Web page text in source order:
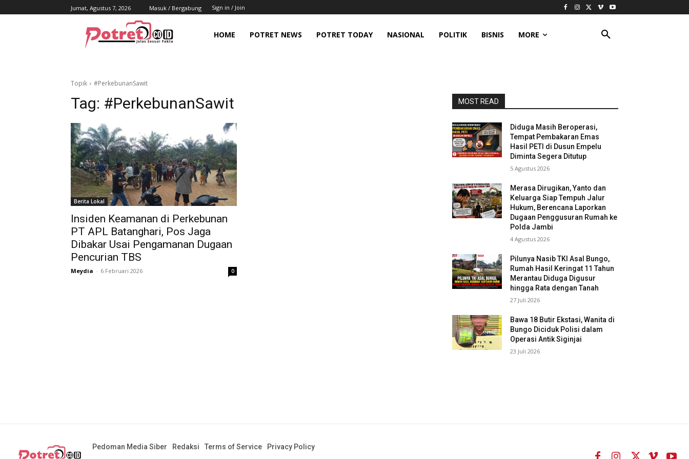
Jumat, Agustus 7, 2026 Masuk / Bergabung Sign in / Join
HOME POTRET NEWS POTRET TODAY NASIONAL POLITIK BISNIS MORE
Topik #PerkebunanSawit
Tag: #PerkebunanSawit
Berita Lokal
Insiden Keamanan di Perkebunan
PT APL Batanghari, Pos Jaga
Dibakar Usai Pengamanan Dugaan
Pencurian TBS
Meydia - 6 Februari 2026 0
MOST READ
Diduga Masih Beroperasi,
Tempat Pembakaran Emas
Hasil PETI di Dusun Empelu
Diminta Segera Ditutup
5 Agustus 2026
Merasa Dirugikan, Yanto dan
Keluarga Siap Tempuh Jalur
Hukum, Berencana Laporkan
Dugaan Penggusuran Rumah ke
Polda Jambi
4 Agustus 2026
Pilunya Nasib TKI Asal Bungo,
Rumah Hasil Keringat 11 Tahun
Merantau Diduga Digusur
hingga Rata dengan Tanah
27 Juli 2026
Bawa 18 Butir Ekstasi, Wanita di
Bungo Diciduk Polisi dalam
Operasi Antik Siginjai
23 Juli 2026
Pedoman Media Siber Redaksi Terms of Service Privacy Policy